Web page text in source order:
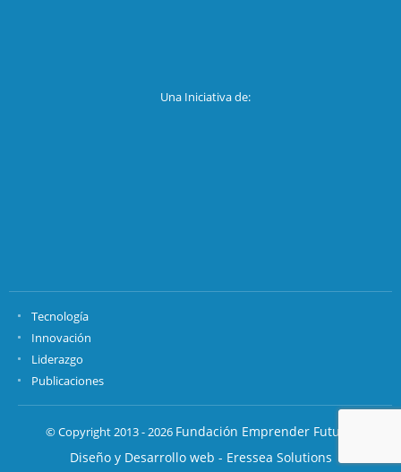
Una Iniciativa de:
Tecnología
Innovación
Liderazgo
Publicaciones
© Copyright 2013 - 2026 Fundación Emprender Futuro.
Diseño y Desarrollo web - Eressea Solutions